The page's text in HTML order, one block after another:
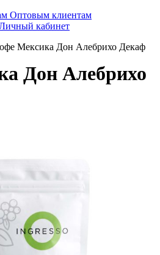
Оптовым клиентам
кабинет
Мексика Дон Алебрихо Декаф
Дон Алебрихо